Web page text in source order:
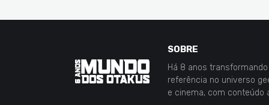
SOBRE
Há 8 anos
referência no universo
e cinema, com conteúdo